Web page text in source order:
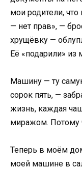
мои родители,
— нет прав», —
хрущёвку —
Её «подарили» из
Машину — ту
сорок пять, —
жизнь, каждая
миражом. Потому
Теперь в моём
моей машине в